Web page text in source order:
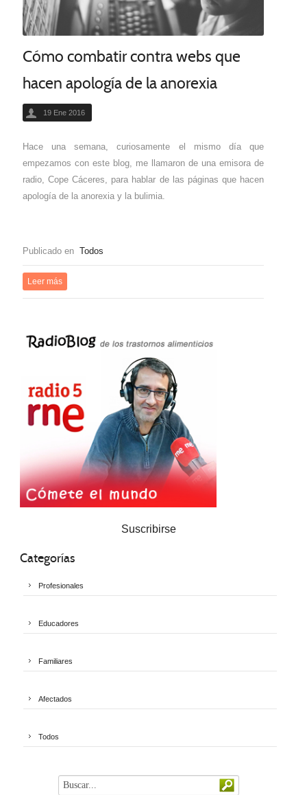
Cómo combatir contra webs que
hacen apología de la anorexia
19 Ene 2016
Hace una semana, curiosamente el mismo día que
empezamos con este blog, me llamaron de una emisora de
radio, Cope Cáceres, para hablar de las páginas que hacen
apología de la anorexia y la bulimia.
Publicado en Todos
Leer más
Suscribirse
Categorías
Profesionales
Educadores
Familiares
Afectados
Todos